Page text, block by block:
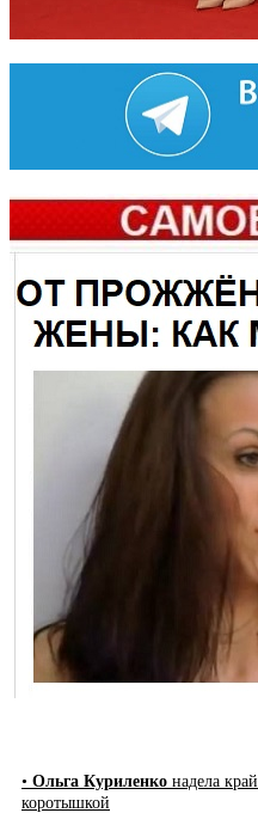
• Ольга Куриленко надела
коротышкой